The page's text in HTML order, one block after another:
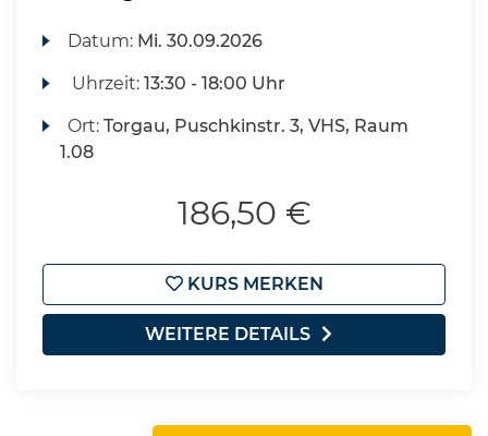
Datum: Mi. 30.09.2026
Uhrzeit:13:30 - 18:00 Uhr
Ort:Torgau, Puschkinstr. 3, VHS, Raum
1.08
186,50 €
KURS MERKEN
WEITERE DETAILS